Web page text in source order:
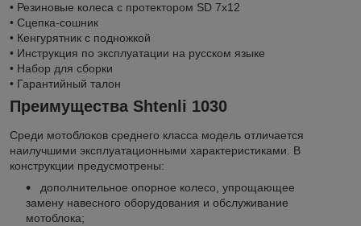
• Резиновые колеса с протектором SD 7x12
• Сцепка-сошник
• Кенгурятник с подножкой
• Инструкция по эксплуатации на русском языке
• Набор для сборки
• Гарантийный талон
Преимущества Shtenli 1030
Среди мотоблоков среднего класса модель отличается
наилучшими эксплуатационными характеристиками. В
конструкции предусмотрены:
дополнительное опорное колесо, упрощающее
замену навесного оборудования и обслуживание
мотоблока;